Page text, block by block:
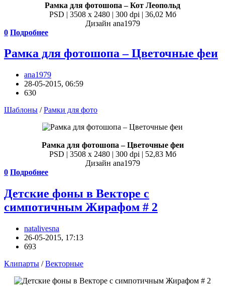
Рамка для фотошопа – Кот Леопольд
PSD | 3508 x 2480 | 300 dpi | 36,02 Мб
Дизайн аnа1979
0 Подробнее
Рамка для фотошопа – Цветочные феи
ana1979
28-05-2015, 06:59
630
Шаблоны /Рамки для фото
Рамка для фотошопа – Цветочные феи
PSD | 3508 x 2480 | 300 dpi | 52,83 Мб
Дизайн аnа1979
0 Подробнее
Детские фоны в Векторе с
симпотичным Жирафом # 2
natalivesna
26-05-2015, 17:13
693
Клипарты /Векторные